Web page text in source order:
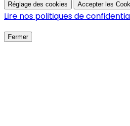
Réglage des cookies Accepter les
Lire nos politiques de
Fermer